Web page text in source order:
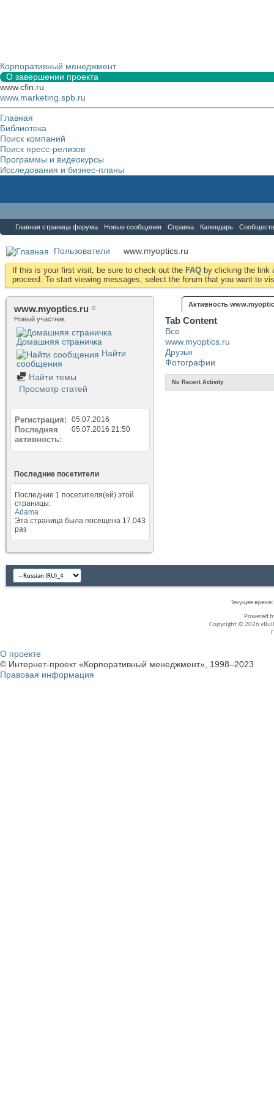
Корпоративный менеджмент
О завершении проекта
www.cfin.ru
www.marketing.spb.ru
Главная
Библиотека
Поиск компаний
Поиск пресс-релизов
Программы и видеокурсы
Исследования и бизнес-планы
Главная страница форума Новые сообщения Справка Календарь
Пользователи www.myoptics.ru
If this is your first visit, be sure to check out the FAQ by clicking the link
proceed. To start viewing messages, select the forum that you want to
www.myoptics.ru
Новый участник
Домашняя страничка
Найти
сообщения
Найти темы
Просмотр статей
Регистрация 05.07.2016
Последняя
активность
05.07.2016 21:50
Последние посетители
Последние 1 посетителя(ей) этой
страницы:
Аdama
Эта страница была посещена 17,043
раз
Активность
Tab Content
Все
www.myoptics.ru
Друзья
Фотографии
No Recent Activity
Текущее время:
Powered
Copyright © 2026
О проекте
© Интернет-проект «Корпоративный менеджмент», 1998–2023
Правовая информация